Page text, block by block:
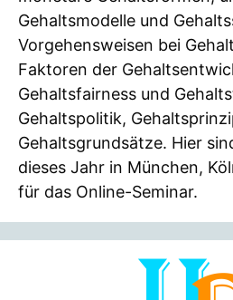
Gehaltsmodelle und
Vorgehensweisen bei
Faktoren der
Gehaltsfairness und
Gehaltspolitik,
Gehaltsgrundsätze. Hier
dieses Jahr in München,
für das Online-Seminar.